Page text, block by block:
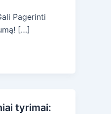
Pagerinti
[…]
tyrimai: